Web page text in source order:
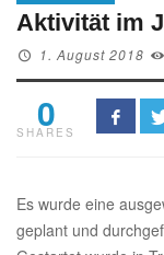
Aktivität im
1. August 2018
0
SHARES
Es wurde eine
geplant und